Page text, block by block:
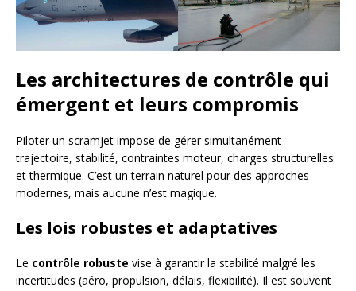
Les architectures de contrôle qui
émergent et leurs compromis
Piloter un scramjet impose de gérer simultanément
trajectoire, stabilité, contraintes moteur, charges structurelles
et thermique. C’est un terrain naturel pour des approches
modernes, mais aucune n’est magique.
Les lois robustes et adaptatives
Le contrôle robuste vise à garantir la stabilité malgré les
incertitudes (aéro, propulsion, délais, flexibilité). Il est souvent